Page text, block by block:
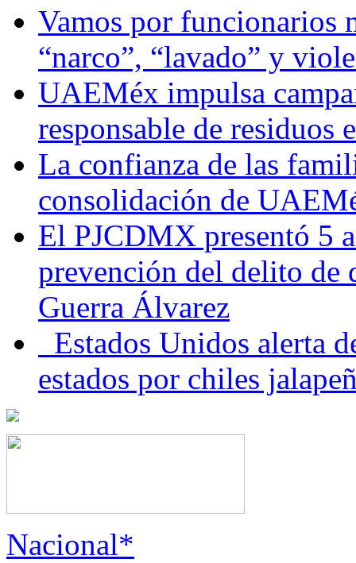
Vamos por funcionarios
“narco”, “lavado” y
UAEMéx impulsa
responsable de residuos
La confianza de las
consolidación de
El PJCDMX presentó 5
prevención del delito de
Guerra Álvarez
Estados Unidos alerta
estados por chiles
Nacional*